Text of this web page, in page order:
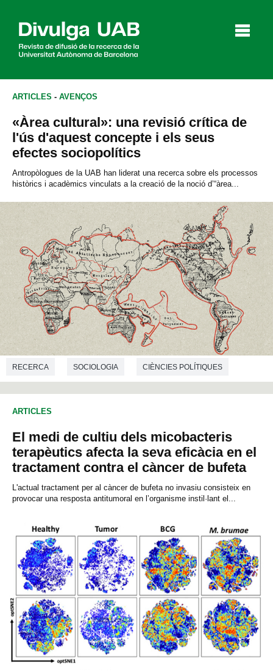
Agenda
English Español
CERCAR
ARTICLES - AVENÇOS
«Àrea cultural»: una revisió crítica de
l'ús d'aquest concepte i els seus
efectes sociopolítics
Antropòlogues de la UAB han liderat una recerca sobre els processos
històrics i acadèmics vinculats a la creació de la noció d’“àrea...
RECERCA SOCIOLOGIA CIÈNCIES POLÍTIQUES
ANTROPOLOGIA
ARTICLES
El medi de cultiu dels micobacteris
terapèutics afecta la seva eficàcia en el
tractament contra el càncer de bufeta
L'actual tractament per al càncer de bufeta no invasiu consisteix en
provocar una resposta antitumoral en l’organisme instil·lant el...